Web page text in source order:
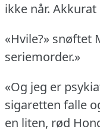
ikke når. Akkurat
«Hvile?» snøftet
seriemorder.»
«Og jeg er
sigaretten falle
en liten, rød